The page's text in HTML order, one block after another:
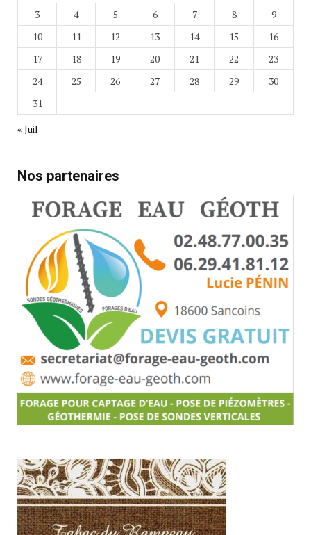
3
4 5 6 7 8
9
10
11 12 13 14 15
16
17
18 19 20 21 22
23
24
25 26 27 28 29
30
31
« Juil
Nos partenaires